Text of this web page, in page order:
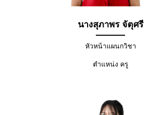
นางสุภาพร จัตุศรี
หัวหน้าแผนกวิชา
ตำแหน่ง ครู